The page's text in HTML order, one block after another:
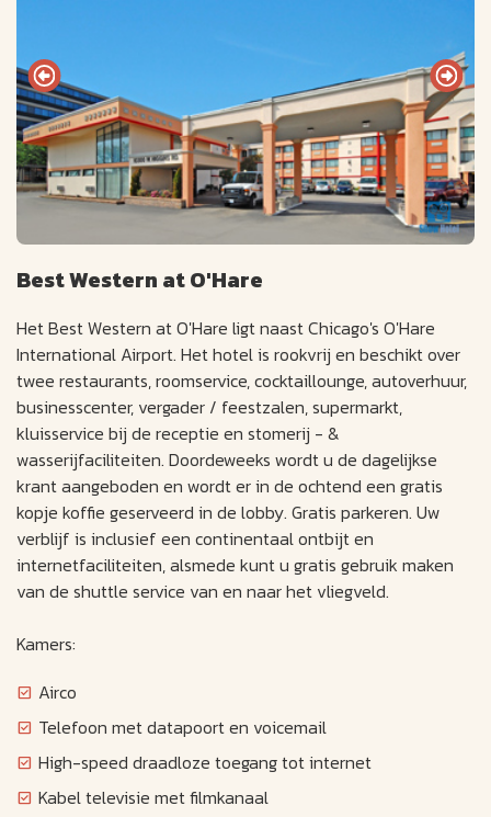
Best Western at O'Hare
Het Best Western at O'Hare ligt naast Chicago's O'Hare
International Airport. Het hotel is rookvrij en beschikt over
twee restaurants, roomservice, cocktaillounge, autoverhuur,
businesscenter, vergader / feestzalen, supermarkt,
kluisservice bij de receptie en stomerij - &
wasserijfaciliteiten. Doordeweeks wordt u de dagelijkse
krant aangeboden en wordt er in de ochtend een gratis
kopje koffie geserveerd in de lobby. Gratis parkeren. Uw
verblijf is inclusief een continentaal ontbijt en
internetfaciliteiten, alsmede kunt u gratis gebruik maken
van de shuttle service van en naar het vliegveld.
Kamers:
Airco
Telefoon met datapoort en voicemail
High-speed draadloze toegang tot internet
Kabel televisie met filmkanaal